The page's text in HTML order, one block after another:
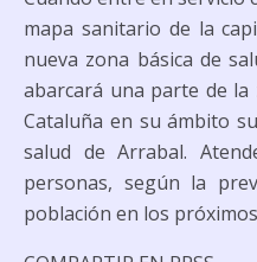
mapa sanitario de la
nueva zona básica de
abarcará una parte de la
Cataluña en su ámbito
salud de Arrabal.
personas, según la
población en los